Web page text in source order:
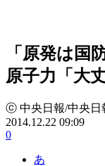
「原発は国
原子力「大
ⓒ 中央日報/中央日
2014.12.22 09:09
0
あ